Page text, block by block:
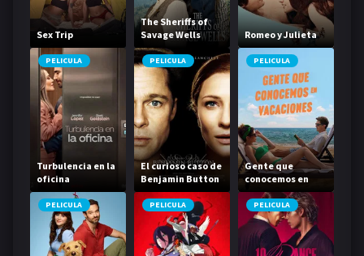
Sex Trip
The Sheriffs of
Savage Wells
Romeo y Julieta
PELICULA
Turbulencia en la
oficina
PELICULA
El curioso caso de
Benjamin Button
PELICULA
Gente que
conocemos en
vacaciones
PELICULA PELICULA PELICULA